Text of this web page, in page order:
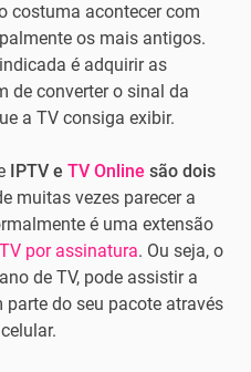
costuma acontecer com
os mais antigos.
é adquirir as
de converter o sinal da
a TV consiga exibir.
IPTV e TV Online são dois
muitas vezes parecer a
é uma extensão
TV por assinatura. Ou seja, o
de TV, pode assistir a
do seu pacote através